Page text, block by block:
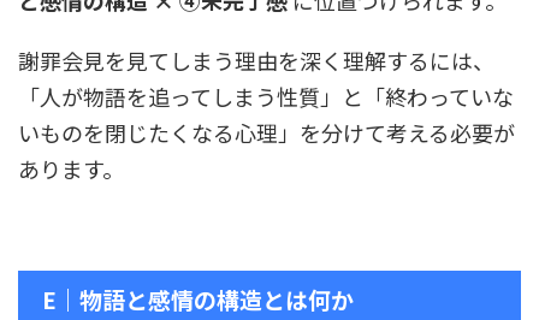
謝罪会見を見てしまう理由を深く理解するには、
「人が物語を追ってしまう性質」と「終わっていな
いものを閉じたくなる心理」を分けて考える必要が
あります。
E｜物語と感情の構造とは何か